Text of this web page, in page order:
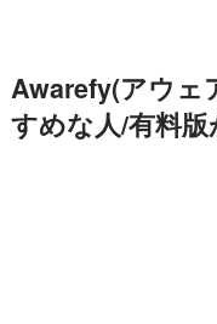
Awarefy(アウェ
すめな人/有料